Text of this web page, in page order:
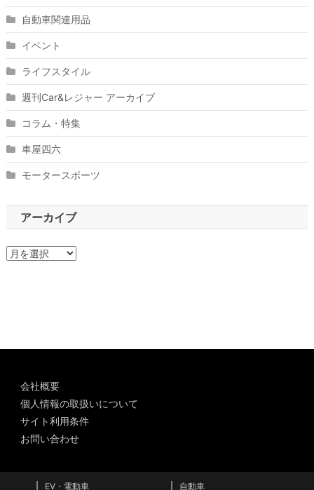
自動車関連用品
イベント
ライフスタイル
週刊Car&レジャー アーカイブ
コラム・特集
車屋四六
モータースポーツ
アーカイブ
ア
会社概要
個人情報の取扱いについて
サイト利用条件
お問い合わせ
EV・電動車 自動車